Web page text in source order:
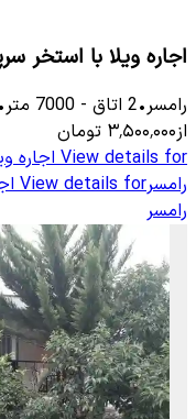
اجاره ویلا با استخر
رامسر•
2 اتاق -
7000 متر•
از۳٬۵۰۰٬۰۰۰ تومان
View details for اجاره
رامسرView details for
رامسر